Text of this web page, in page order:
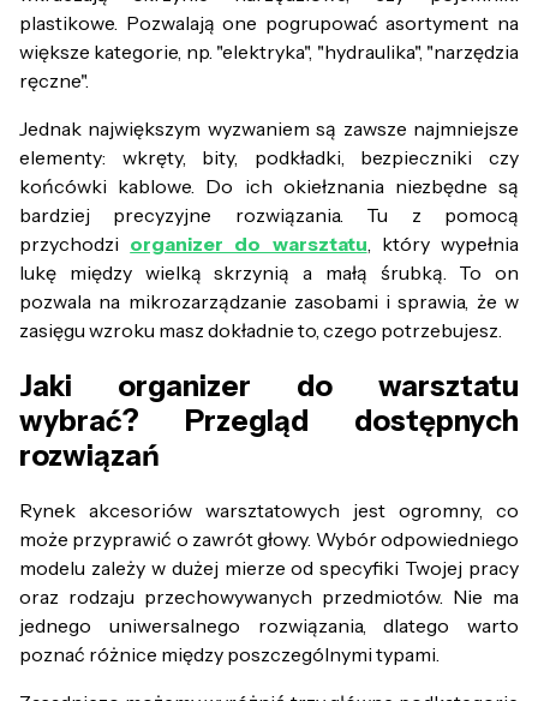
plastikowe. Pozwalają one pogrupować asortyment na
większe kategorie, np. "elektryka", "hydraulika", "narzędzia
ręczne".
Jednak największym wyzwaniem są zawsze najmniejsze
elementy: wkręty, bity, podkładki, bezpieczniki czy
końcówki kablowe. Do ich okiełznania niezbędne są
bardziej precyzyjne rozwiązania. Tu z pomocą
przychodzi organizer do warsztatu , który wypełnia
lukę między wielką skrzynią a małą śrubką. To on
pozwala na mikrozarządzanie zasobami i sprawia, że w
zasięgu wzroku masz dokładnie to, czego potrzebujesz.
Jaki organizer do warsztatu
wybrać? Przegląd dostępnych
rozwiązań
Rynek akcesoriów warsztatowych jest ogromny, co
może przyprawić o zawrót głowy. Wybór odpowiedniego
modelu zależy w dużej mierze od specyfiki Twojej pracy
oraz rodzaju przechowywanych przedmiotów. Nie ma
jednego uniwersalnego rozwiązania, dlatego warto
poznać różnice między poszczególnymi typami.